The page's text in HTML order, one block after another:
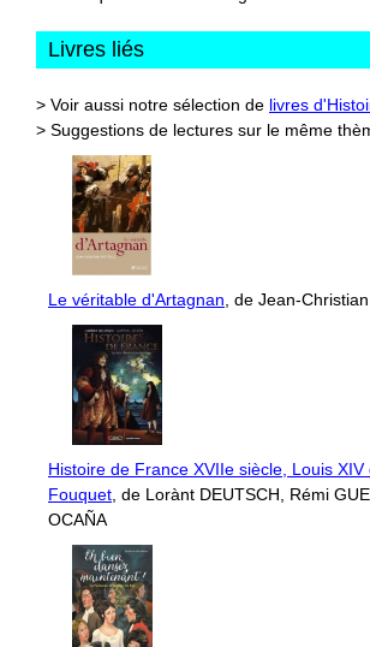
Livres liés
> Voir aussi notre sélection de livres
> Suggestions de lectures sur le même
Le véritable d'Artagnan , de Jean-
Histoire de France XVIIe siècle, Louis XIV
Fouquet , de Lorànt DEUTSCH, Rémi
OCAÑA